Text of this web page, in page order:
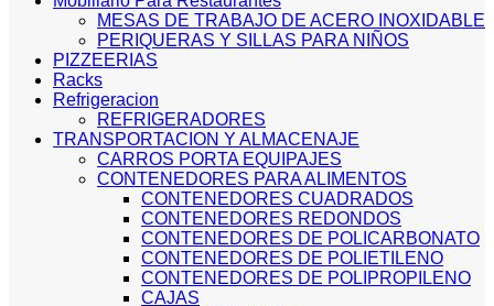
MESAS DE TRABAJO DE ACERO INOXIDABLE
PERIQUERAS Y SILLAS PARA NIÑOS
PIZZEERIAS
Racks
Refrigeracion
REFRIGERADORES
TRANSPORTACION Y ALMACENAJE
CARROS PORTA EQUIPAJES
CONTENEDORES PARA ALIMENTOS
CONTENEDORES CUADRADOS
CONTENEDORES REDONDOS
CONTENEDORES DE POLICARBONATO
CONTENEDORES DE POLIETILENO
CONTENEDORES DE POLIPROPILENO
CAJAS